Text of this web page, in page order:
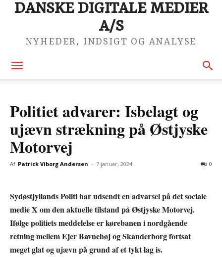
DANSKE DIGITALE MEDIER
A/S
NYHEDER, INDSIGT OG ANALYSE
Politiet advarer: Isbelagt og
ujævn strækning på Østjyske
Motorvej
Af Patrick Viborg Andersen - 7 januar, 2024 0
Sydøstjyllands Politi har udsendt en advarsel på det sociale
medie X om den aktuelle tilstand på Østjyske Motorvej.
Ifølge politiets meddelelse er kørebanen i nordgående
retning mellem Ejer Bavnehøj og Skanderborg fortsat
meget glat og ujævn på grund af et tykt lag is.